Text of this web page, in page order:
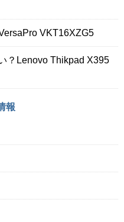
VKT16XZG5
？Lenovo Thikpad X395
報